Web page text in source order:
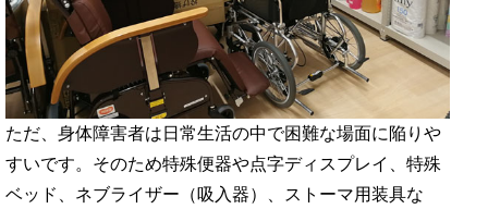
ただ、身体障害者は日常生活の中で困難な場面に陥りや
すいです。そのため特殊便器や点字ディスプレイ、特殊
ベッド、ネブライザー（吸入器）、ストーマ用装具な